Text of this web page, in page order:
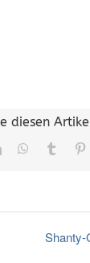
diesen
LinkedInWhatsApp
Tumblr
Shanty-